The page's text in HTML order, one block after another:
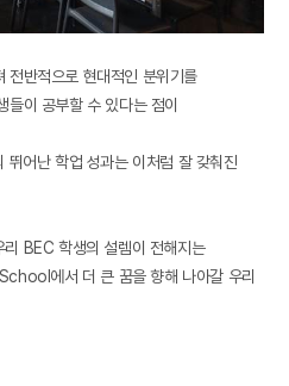
전반적으로 현대적인 분위기를
들이 공부할 수 있다는 점이
뛰어난 학업 성과는 이처럼 잘 갖춰진
BEC 학생의 설렘이 전해지는
에서 더 큰 꿈을 향해 나아갈 우리